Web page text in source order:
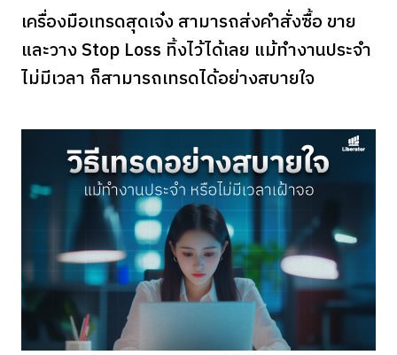
เครื่องมือเทรดสุดเจ๋ง สามารถส่งคำสั่งซื้อ ขาย
และวาง Stop Loss ทิ้งไว้ได้เลย แม้ทำงานประจำ
ไม่มีเวลา ก็สามารถเทรดได้อย่างสบายใจ